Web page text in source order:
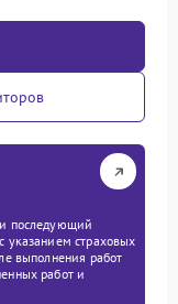
и последующий
указанием страховых
выполнения работ
работ и